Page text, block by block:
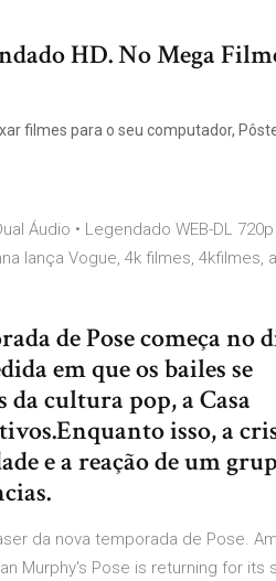
HD. No Mega
filmes para o seu computador,
Áudio • Legendado WEB-DL
lança Vogue, 4k filmes, 4kfilmes,
de Pose começa no
em que os bailes se
da cultura pop, a Casa
isso, a
e a reação de um
da nova temporada de Pose.
Murphy's Pose is returning for its